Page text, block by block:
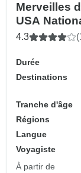
Merveilles
USA
4.3
Durée
Destinations
Tranche d'âge
Régions
Langue
Voyagiste
À partir de